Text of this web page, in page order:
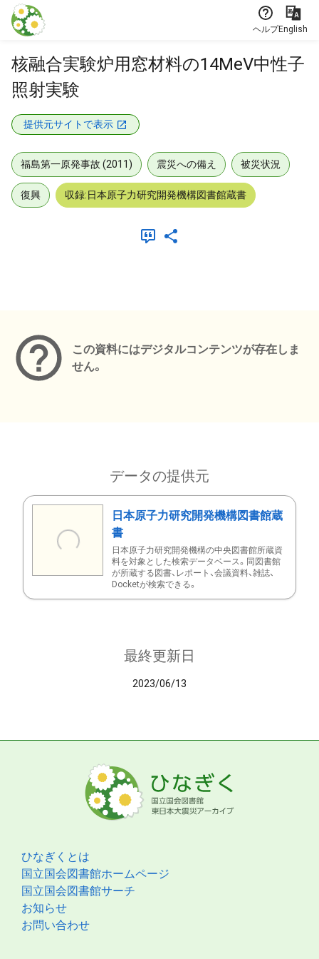
本文に飛ぶ
ヘルプEnglish
核融合実験炉用窓材料の14MeV中性子
照射実験
提供元サイトで表示
福島第一原発事故 (2011) 震災への備え 被災状況
復興 収録:日本原子力研究開発機構図書館蔵書
この資料にはデジタルコンテンツが存在しま
せん。
データの提供元
日本原子力研究開発機構図書館蔵
書
日本原子力研究開発機構の中央図書館所蔵資
料を対象とした検索データベース。同図書館
が所蔵する図書、レポート、会議資料、雑誌、
Docketが検索できる。
最終更新日
2023/06/13
ひなぎくとは
国立国会図書館ホームページ
国立国会図書館サーチ
お知らせ
お問い合わせ